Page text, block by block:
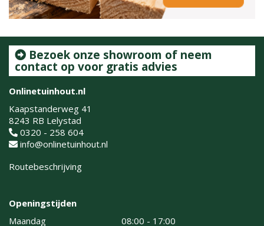
Bezoek onze showroom of neem
contact op voor gratis advies
Onlinetuinhout.nl
Kaapstanderweg 41
8243 RB Lelystad
0320 - 258 604
info@onlinetuinhout.nl
Routebeschrijving
Openingstijden
Maandag
08:00 - 17:00